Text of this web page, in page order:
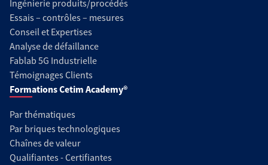
Ingénierie produits/procédés
Essais – contrôles – mesures
Conseil et Expertises
Analyse de défaillance
Fablab 5G Industrielle
Témoignages Clients
Formations Cetim Academy®
Par thématiques
Par briques technologiques
Chaînes de valeur
Qualifiantes - Certifiantes